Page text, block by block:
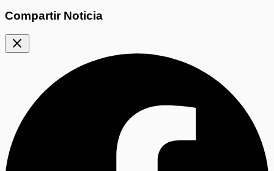
Compartir Noticia
close